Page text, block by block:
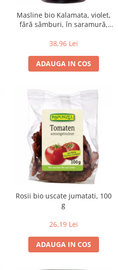
Masline bio Kalamata, violet,
fără sâmburi, în saramură,
38,96 Lei
ADAUGA IN COS
Rosii bio uscate jumatati, 100
g
26,19 Lei
ADAUGA IN COS